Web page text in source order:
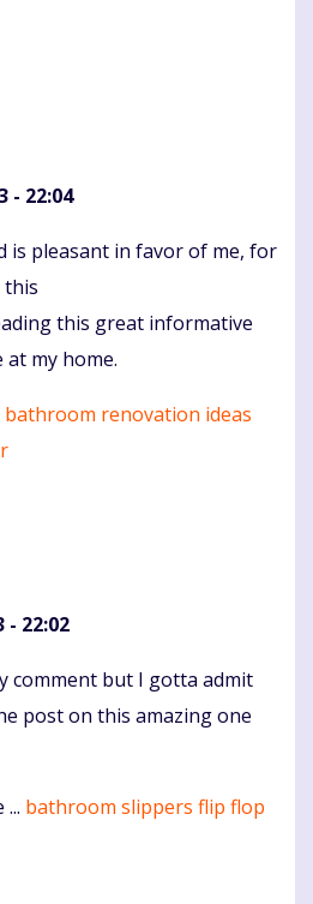
- 22:04
is pleasant in favor of me, for
this great informative
my home.
bathroom renovation ideas
- 22:02
comment but I gotta admit
post on this amazing one
bathroom slippers flip flop